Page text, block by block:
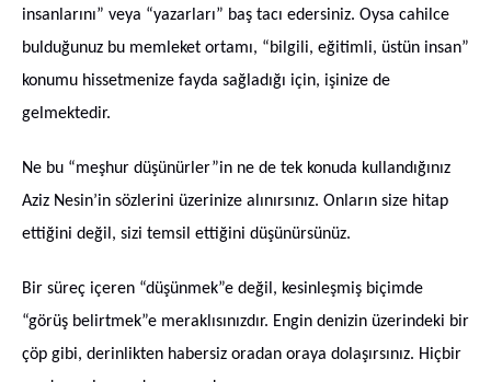
insanlarını” veya “yazarları” baş tacı edersiniz. Oysa cahilce
bulduğunuz bu memleket ortamı, “bilgili, eğitimli, üstün insan”
konumu hissetmenize fayda sağladığı için, işinize de
gelmektedir.
Ne bu “meşhur düşünürler”in ne de tek konuda kullandığınız
Aziz Nesin’in sözlerini üzerinize alınırsınız. Onların size hitap
ettiğini değil, sizi temsil ettiğini düşünürsünüz.
Bir süreç içeren “düşünmek”e değil, kesinleşmiş biçimde
“görüş belirtmek”e meraklısınızdır. Engin denizin üzerindeki bir
çöp gibi, derinlikten habersiz oradan oraya dolaşırsınız. Hiçbir